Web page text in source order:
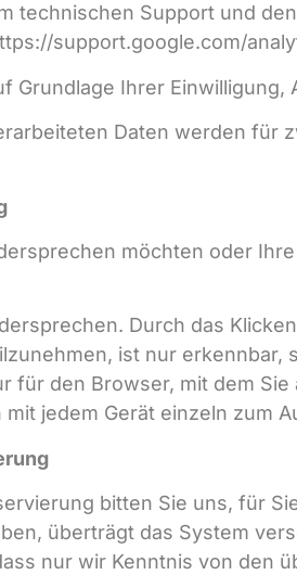
technischen Support und
support.google.com/
Ihrer Einwilligung,
Daten werden
möchten oder
Durch das
ist nur
für den Browser, mit dem
jedem Gerät einzeln zum
bitten Sie uns, für
überträgt das System
nur wir Kenntnis von den